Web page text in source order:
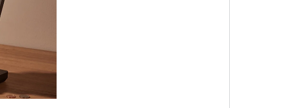
dollar te